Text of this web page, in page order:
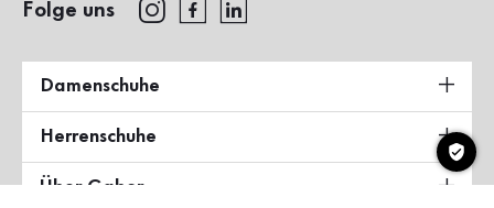
Folge uns
Damenschuhe
Herrenschuhe
Über Gabor